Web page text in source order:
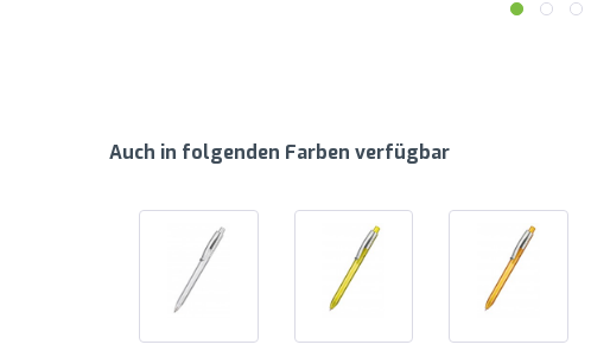
Auch in folgenden Farben verfügbar